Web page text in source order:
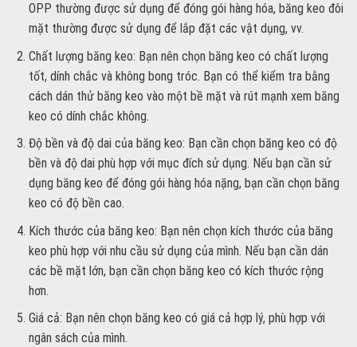
OPP thường được sử dụng để đóng gói hàng hóa, băng keo đôi
mặt thường được sử dụng để lắp đặt các vật dụng, vv.
Chất lượng băng keo: Bạn nên chọn băng keo có chất lượng
tốt, dính chắc và không bong tróc. Bạn có thể kiểm tra bằng
cách dán thử băng keo vào một bề mặt và rút mạnh xem băng
keo có dính chắc không.
Độ bền và độ dai của băng keo: Bạn cần chọn băng keo có độ
bền và độ dai phù hợp với mục đích sử dụng. Nếu bạn cần sử
dụng băng keo để đóng gói hàng hóa nặng, bạn cần chọn băng
keo có độ bền cao.
Kích thước của băng keo: Bạn nên chọn kích thước của băng
keo phù hợp với nhu cầu sử dụng của mình. Nếu bạn cần dán
các bề mặt lớn, bạn cần chọn băng keo có kích thước rộng
hơn.
Giá cả: Bạn nên chọn băng keo có giá cả hợp lý, phù hợp với
ngân sách của mình.